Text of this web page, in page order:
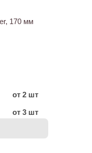
170 мм
от 2 шт
от 3 шт